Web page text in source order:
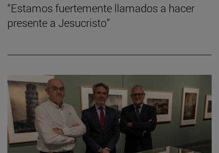
“Estamos fuertemente llamados a hacer
presente a Jesucristo”